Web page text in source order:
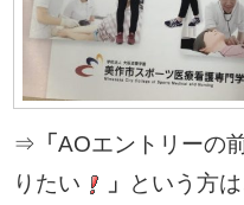
⇒ 「AOエントリーの
りたい
」 という方は